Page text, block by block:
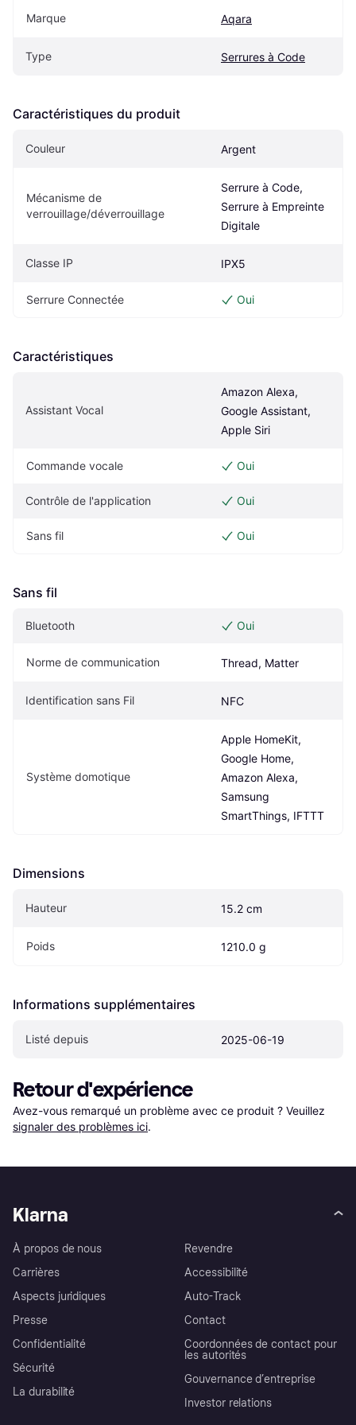
Marque Aqara
Type Serrures à Code
Caractéristiques du produit
Couleur Argent
Mécanisme de
verrouillage/déverrouillage
Serrure à Code,
Serrure à Empreinte
Digitale
Classe IP IPX5
Serrure Connectée Oui
Caractéristiques
Assistant Vocal
Amazon Alexa,
Google Assistant,
Apple Siri
Commande vocale Oui
Contrôle de l'application Oui
Sans fil Oui
Sans fil
Bluetooth Oui
Norme de communication Thread, Matter
Identification sans Fil NFC
Système domotique
Apple HomeKit,
Google Home,
Amazon Alexa,
Samsung
SmartThings, IFTTT
Dimensions
Hauteur 15.2 cm
Poids 1210.0 g
Informations supplémentaires
Listé depuis 2025-06-19
Retour d'expérience
Avez-vous remarqué un problème avec ce produit ? Veuillez
signaler des problèmes ici.
Klarna
À propos de nous
Carrières
Aspects juridiques
Presse
Confidentialité
Sécurité
La durabilité
Revendre
Accessibilité
Auto-Track
Contact
Coordonnées de contact pour
les autorités
Gouvernance d’entreprise
Investor relations